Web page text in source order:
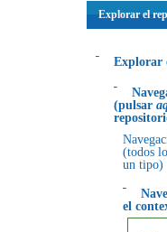
Explorar el
Explorar
(pulsar
(todos
un tipo)
el